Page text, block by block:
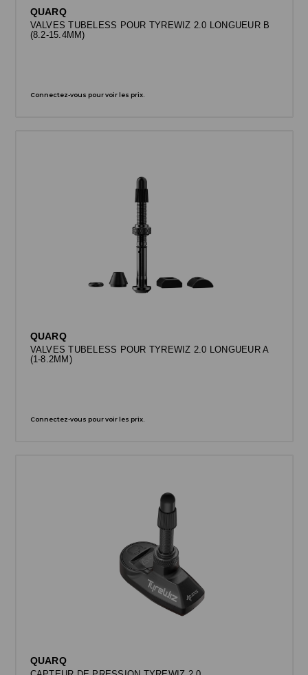
QUARQ
VALVES TUBELESS POUR TYREWIZ 2.0 LONGUEUR B
(8.2-15.4MM)
Connectez-vous pour voir les prix.
QUARQ
VALVES TUBELESS POUR TYREWIZ 2.0 LONGUEUR A
(1-8.2MM)
Connectez-vous pour voir les prix.
QUARQ